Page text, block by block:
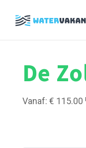
Zoeken
De
Vanaf: € 115.00